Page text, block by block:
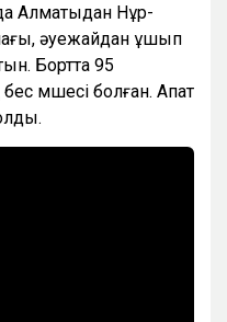
Алматыдан Нұр-
әуежайдан ұшып
Бортта 95
мүшесі болған. Апат